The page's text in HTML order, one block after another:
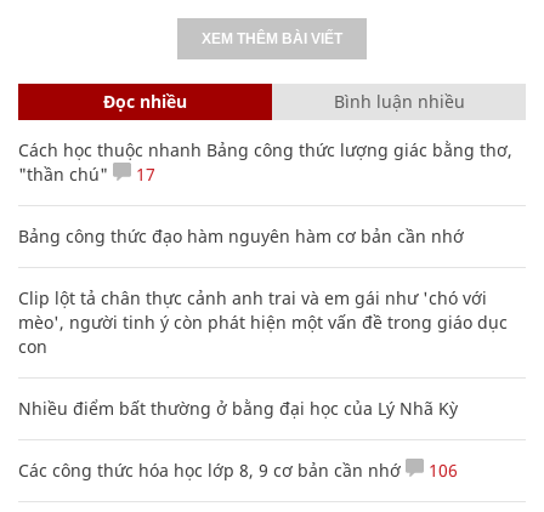
XEM THÊM BÀI VIẾT
Đọc nhiều Bình luận nhiều
Cách học thuộc nhanh Bảng công thức lượng giác bằng thơ,
"thần chú"
17
Bảng công thức đạo hàm nguyên hàm cơ bản cần nhớ
Clip lột tả chân thực cảnh anh trai và em gái như 'chó với
mèo', người tinh ý còn phát hiện một vấn đề trong giáo dục
con
Nhiều điểm bất thường ở bằng đại học của Lý Nhã Kỳ
Các công thức hóa học lớp 8, 9 cơ bản cần nhớ 106